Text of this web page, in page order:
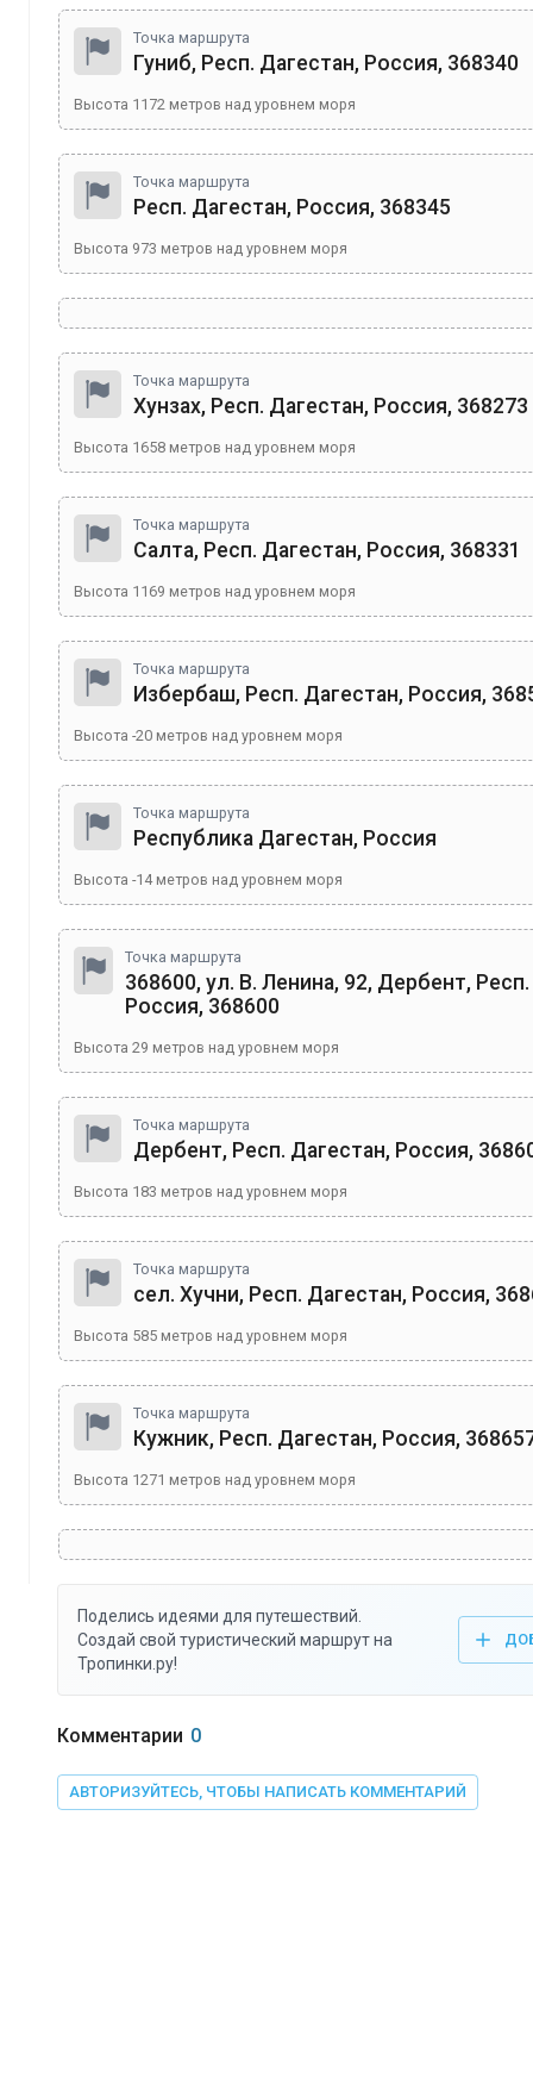
Точка маршрута
Гуниб, Респ. Дагестан, Россия, 368340
Высота 1172 метров над уровнем моря
Точка маршрута
Респ. Дагестан, Россия, 368345
Высота 973 метров над уровнем моря
Точка маршрута
Хунзах, Респ. Дагестан, Россия, 368273
Высота 1658 метров над уровнем моря
Точка маршрута
Салта, Респ. Дагестан, Россия, 368331
Высота 1169 метров над уровнем моря
Точка маршрута
Избербаш, Респ. Дагестан, Россия,
Высота -20 метров над уровнем моря
Точка маршрута
Республика Дагестан, Россия
Высота -14метров над уровнем моря
Точка маршрута
368600, ул. В. Ленина, 92, Дербент,
Россия, 368600
Высота 29 метров над уровнем моря
Точка маршрута
Дербент, Респ. Дагестан, Россия,
Высота 183 метров над уровнем моря
Точка маршрута
сел. Хучни, Респ. Дагестан, Россия,
Высота 585 метров над уровнем моря
Точка маршрута
Кужник, Респ. Дагестан, Россия,
Высота 1271 метров над уровнем моря
Поделись идеями для путешествий.
Создай свой туристический маршрут на
Тропинки.ру!
Комментарии 0
АВТОРИЗУЙТЕСЬ, ЧТОБЫ НАПИСАТЬ КОММЕНТАРИЙ